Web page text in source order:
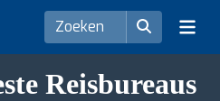
Reisbureaus